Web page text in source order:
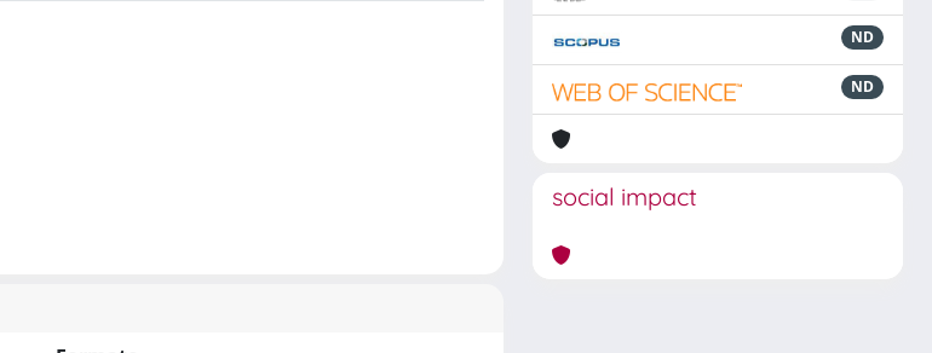
ND
ND
social impact